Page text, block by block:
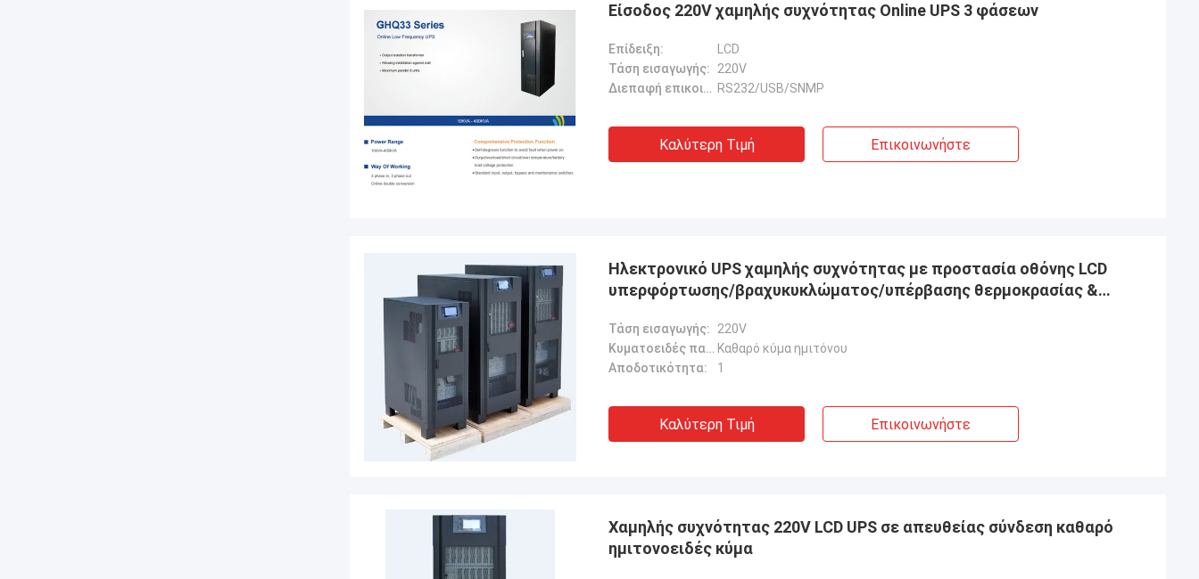
Είσοδος 220V χαμηλής συχνότητας Online UPS 3 φάσεων
Επίδειξη:
LCD
Τάση εισαγωγής:
220V
Διεπαφή επικοινωνίας: RS232/USB/SNMP
Καλύτερη Τιμή Επικοινωνήστε
Ηλεκτρονικό UPS χαμηλής συχνότητας με προστασία οθόνης LCD
υπερφόρτωσης/βραχυκυκλώματος/υπέρβασης θερμοκρασίας &
Τάση εισαγωγής:
220V
Κυματοειδές παραγωγής: Καθαρό κύμα ημιτόνου
Αποδοτικότητα:
1
Καλύτερη Τιμή Επικοινωνήστε
Χαμηλής συχνότητας 220V LCD UPS σε απευθείας σύνδεση καθαρό
ημιτονοειδές κύμα